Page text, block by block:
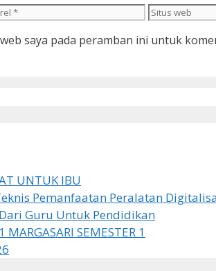
Situs
saya pada peramban ini untuk
UNTUK IBU
Pemanfaatan Peralatan
Guru Untuk Pendidikan
MARGASARI SEMESTER 1